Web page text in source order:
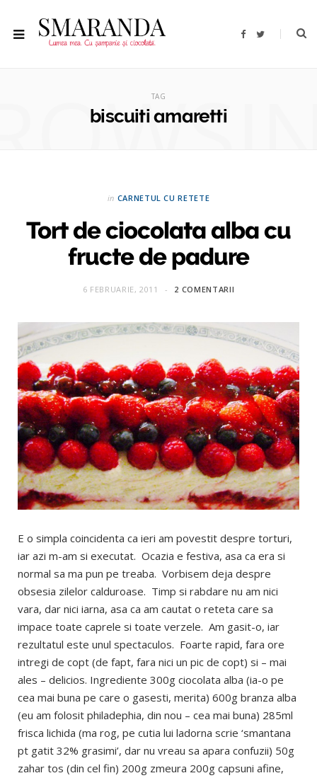
F
T
TAG
biscuiti amaretti
in CARNETUL CU RETETE
Tort de ciocolata alba cu
fructe de padure
6 FEBRUARIE, 2011 2 COMENTARII
E o simpla coincidenta ca ieri am povestit despre torturi,
iar azi m-am si executat. Ocazia e festiva, asa ca era si
normal sa ma pun pe treaba. Vorbisem deja despre
obsesia zilelor calduroase. Timp si rabdare nu am nici
vara, dar nici iarna, asa ca am cautat o reteta care sa
impace toate caprele si toate verzele. Am gasit-o, iar
rezultatul este unul spectaculos. Foarte rapid, fara ore
intregi de copt (de fapt, fara nici un pic de copt) si – mai
ales – delicios. Ingrediente 300g ciocolata alba (ia-o pe
cea mai buna pe care o gasesti, merita) 600g branza alba
(eu am folosit philadephia, din nou – cea mai buna) 285ml
frisca lichida (ma rog, pe cutia lui ladorna scrie ‘smantana
pt gatit 32% grasimi’, dar nu vreau sa apara confuzii) 50g
zahar tos (din cel fin) 200g zmeura 200g capsuni afine,